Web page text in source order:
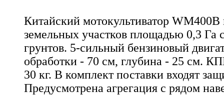
Китайский мотокультиватор WM400B
земельных участков площадью 0,3 Га
грунтов. 5-сильный бензиновый
обработки - 70 см, глубина - 25 см.
30 кг. В комплект поставки входят
Предусмотрена агрегация с рядом